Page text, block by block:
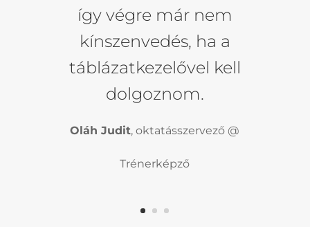
így végre már nem
kínszenvedés, ha a
táblázatkezelővel kell
dolgoznom.
Oláh Judit, oktatásszervező @
Trénerképző